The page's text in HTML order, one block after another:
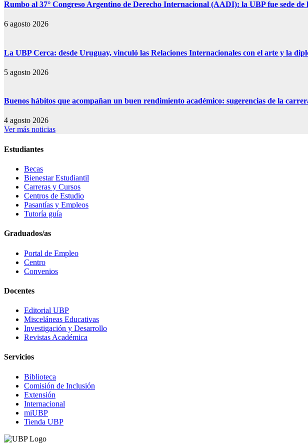
Rumbo al 37° Congreso Argentino de Derecho Internacional (AADI): la UBP fue sede
6 agosto 2026
La UBP Cerca: desde Uruguay, vinculó las Relaciones Internacionales con el arte y la
5 agosto 2026
Buenos hábitos que acompañan un buen rendimiento académico: sugerencias de la
4 agosto 2026
Ver más noticias
Estudiantes
Becas
Bienestar Estudiantil
Carreras y Cursos
Centros de Estudio
Pasantías y Empleos
Tutoría guía
Graduados/as
Portal de Empleo
Centro
Convenios
Docentes
Editorial UBP
Misceláneas Educativas
Investigación y Desarrollo
Revistas Académica
Servicios
Biblioteca
Comisión de Inclusión
Extensión
Internacional
miUBP
Tienda UBP